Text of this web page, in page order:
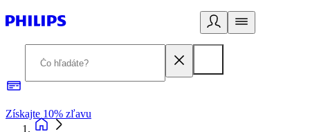
Získajte 10% zľavu